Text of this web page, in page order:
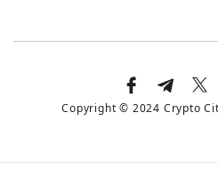
Copyright © 2024 Crypto